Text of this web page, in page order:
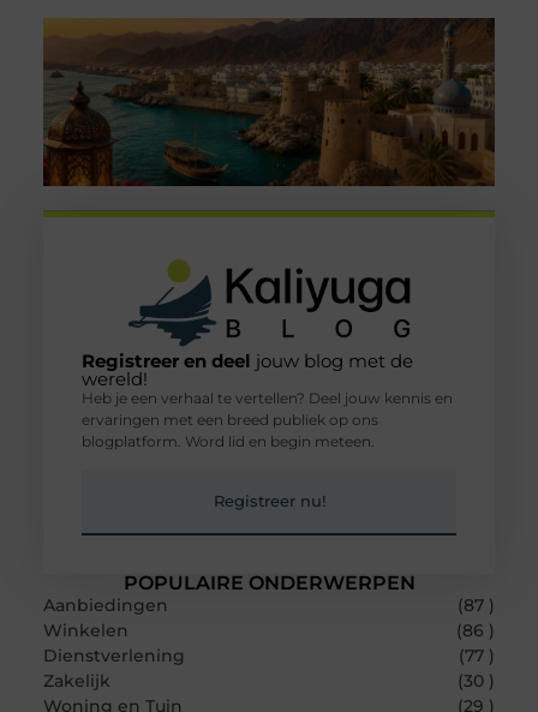
POPULAIRE ONDERWERPEN
Aanbiedingen
(87 )
Winkelen
(86 )
Dienstverlening
(77 )
Zakelijk
(30 )
Woning en Tuin
(29 )
Registreer en deel jouw blog met de
wereld!
Heb je een verhaal te vertellen? Deel jouw kennis en
ervaringen met een breed publiek op ons
blogplatform. Word lid en begin meteen.
Registreer nu!